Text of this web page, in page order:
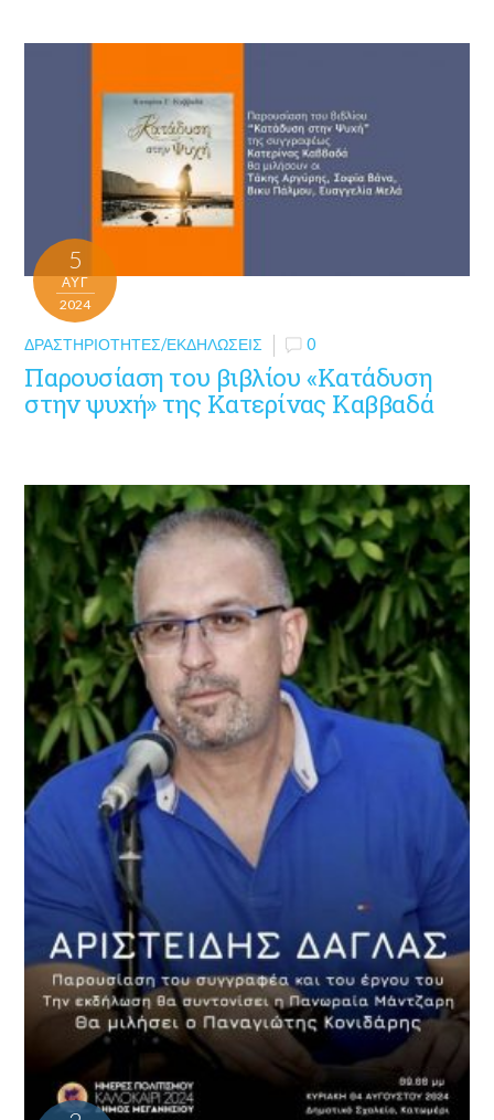
5
ΑΥΓ
2024
ΔΡΑΣΤΗΡΙΌΤΗΤΕΣ/ΕΚΔΗΛΏΣΕΙΣ 0
Παρουσίαση του βιβλίου «Κατάδυση
στην ψυχή» της Κατερίνας Καββαδά